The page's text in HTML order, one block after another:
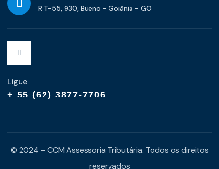
R T-55, 930, Bueno - Goiânia - GO
Ligue
+ 55 (62) 3877-7706
© 2024 – CCM Assessoria Tributária. Todos os direitos
reservados